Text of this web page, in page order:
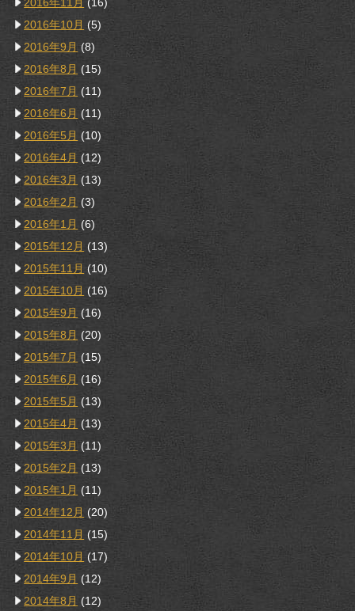
2016年11月 (16)
2016年10月 (5)
2016年9月 (8)
2016年8月 (15)
2016年7月 (11)
2016年6月 (11)
2016年5月 (10)
2016年4月 (12)
2016年3月 (13)
2016年2月 (3)
2016年1月 (6)
2015年12月 (13)
2015年11月 (10)
2015年10月 (16)
2015年9月 (16)
2015年8月 (20)
2015年7月 (15)
2015年6月 (16)
2015年5月 (13)
2015年4月 (13)
2015年3月 (11)
2015年2月 (13)
2015年1月 (11)
2014年12月 (20)
2014年11月 (15)
2014年10月 (17)
2014年9月 (12)
2014年8月 (12)